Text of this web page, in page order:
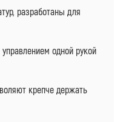
разработаны для
одной рукой
крепче держать